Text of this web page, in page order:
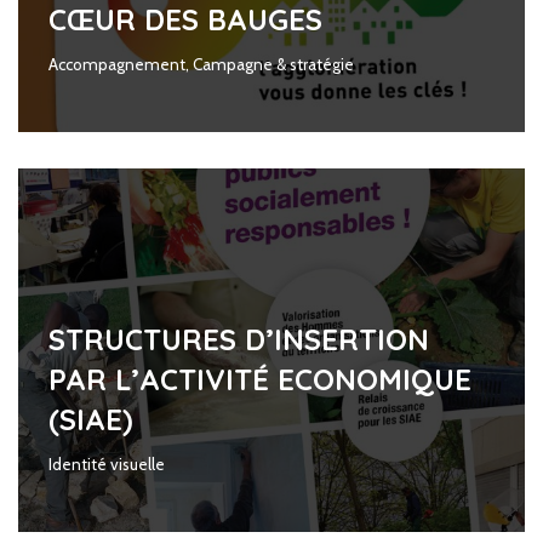
CŒUR DES BAUGES
Accompagnement, Campagne & stratégie
STRUCTURES D’INSERTION
PAR L’ACTIVITÉ ECONOMIQUE
(SIAE)
Identité visuelle